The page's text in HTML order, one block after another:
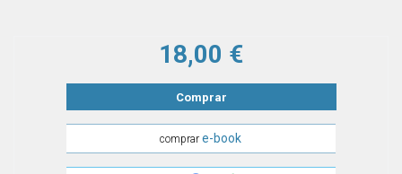
18,00 €
Comprar
comprare-book